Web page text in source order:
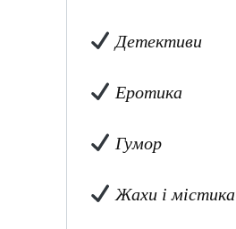
Детективи
Еротика
Гумор
Жахи і містика